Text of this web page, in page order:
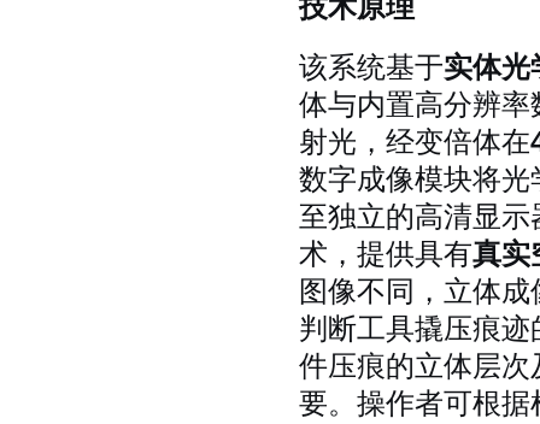
技术原理
该系统基于实体光
体与内置高分辨
射光，经变倍体在
数字成像模块将
至独立的高清显
术，提供具有真实
图像不同，立体
判断工具撬压痕
件压痕的立体层
要。操作者可根据